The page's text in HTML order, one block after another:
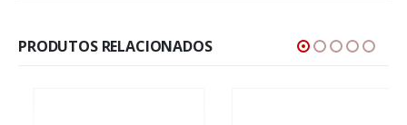
PRODUTOS RELACIONADOS